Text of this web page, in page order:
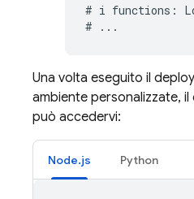
# i functions:
Una volta eseguito il
ambiente personalizzate,
può accedervi:
Node.js Python